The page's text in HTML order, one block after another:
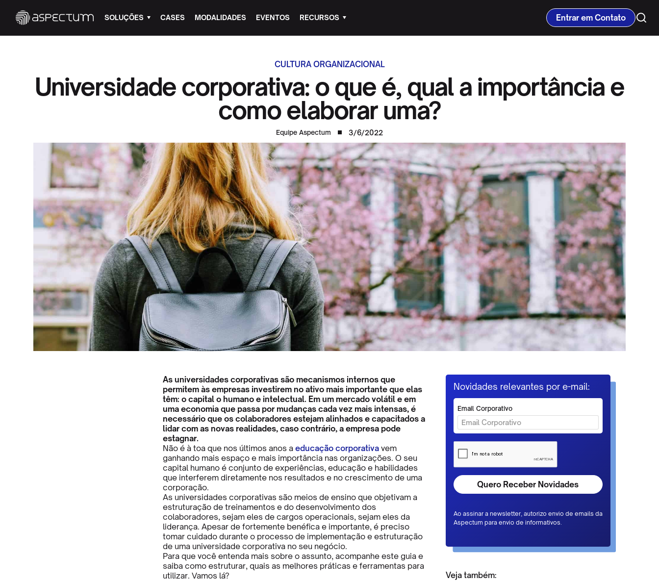
SOLUÇÕES CASES MODALIDADES EVENTOS RECURSOS Entrar em Contato
CULTURA ORGANIZACIONAL
Universidade corporativa: o que é, qual a importância e
como elaborar uma?
Equipe Aspectum 3/6/2022
As universidades corporativas são mecanismos internos que
permitem às empresas investirem no ativo mais importante que elas
têm: o capital o humano e intelectual. Em um mercado volátil e em
uma economia que passa por mudanças cada vez mais intensas, é
necessário que os colaboradores estejam alinhados e capacitados a
lidar com as novas realidades, caso contrário, a empresa pode
estagnar.
Não é à toa que nos últimos anos a educação corporativavem
ganhando mais espaço e mais importância nas organizações. O seu
capital humano é conjunto de experiências, educação e habilidades
que interferem diretamente nos resultados e no crescimento de uma
corporação.
As universidades corporativas são meios de ensino que objetivam a
estruturação de treinamentos e do desenvolvimento dos
colaboradores, sejam eles de cargos operacionais, sejam eles da
liderança. Apesar de fortemente benéfica e importante, é preciso
tomar cuidado durante o processo de implementação e estruturação
de uma universidade corporativa no seu negócio.
Para que você entenda mais sobre o assunto, acompanhe este guia e
saiba como estruturar, quais as melhores práticas e ferramentas para
utilizar. Vamos lá?
Novidades relevantes por e-mail:
Email Corporativo
Ao assinar a newsletter, autorizo envio de emails da
Aspectum para envio de informativos.
Veja também: